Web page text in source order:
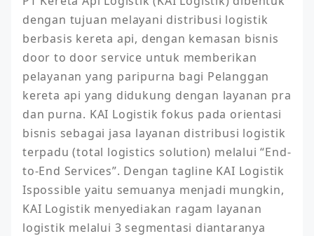
dengan tujuan melayani distribusi logistik
berbasis kereta api, dengan kemasan bisnis
door to door service untuk memberikan
pelayanan yang paripurna bagi Pelanggan
kereta api yang didukung dengan layanan pra
dan purna. KAI Logistik fokus pada orientasi
bisnis sebagai jasa layanan distribusi logistik
terpadu (total logistics solution) melalui “End-
to-End Services”. Dengan tagline KAI Logistik
Ispossible yaitu semuanya menjadi mungkin,
KAI Logistik menyediakan ragam layanan
logistik melalui 3 segmentasi diantaranya